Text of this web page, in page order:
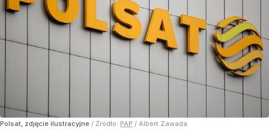
Polsat, zdjęcie ilustracyjne / Źródło: PAP / Albert Zawada